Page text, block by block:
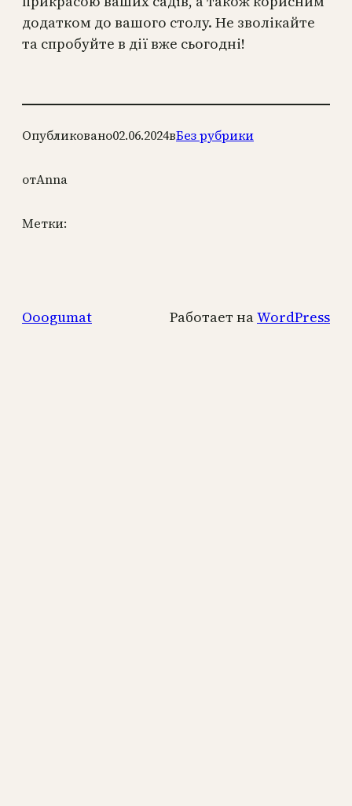
додатком до вашого столу. Не зволікайте
та спробуйте в дії вже сьогодні!
Опубликовано02.06.2024вБез рубрики
отAnna
Метки:
Ooogumat Работает наWordPress